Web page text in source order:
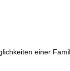
einer